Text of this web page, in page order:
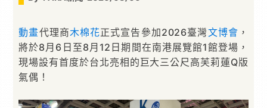
動畫代理商木棉花正式宣告參加2026臺灣文博會 ，
將於8月6日至8月12日期間在南港展覽館1館登場，
現場設有首度於台北亮相的巨大三公尺高芙莉蓮Q版
氣偶！